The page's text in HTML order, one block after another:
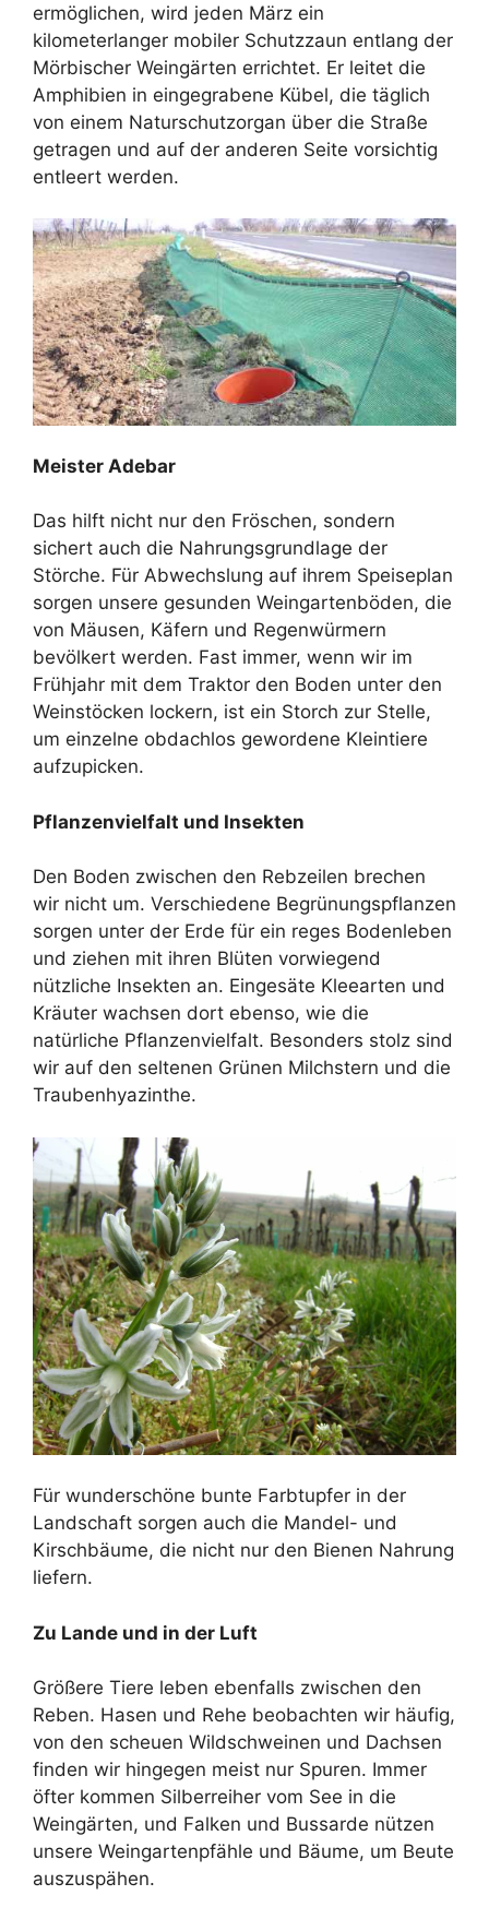
ermöglichen, wird jeden März ein
kilometerlanger mobiler Schutzzaun entlang der
Mörbischer Weingärten errichtet. Er leitet die
Amphibien in eingegrabene Kübel, die täglich
von einem Naturschutzorgan über die Straße
getragen und auf der anderen Seite vorsichtig
entleert werden.
Meister Adebar
Das hilft nicht nur den Fröschen, sondern
sichert auch die Nahrungsgrundlage der
Störche. Für Abwechslung auf ihrem Speiseplan
sorgen unsere gesunden Weingartenböden, die
von Mäusen, Käfern und Regenwürmern
bevölkert werden. Fast immer, wenn wir im
Frühjahr mit dem Traktor den Boden unter den
Weinstöcken lockern, ist ein Storch zur Stelle,
um einzelne obdachlos gewordene Kleintiere
aufzupicken.
Pflanzenvielfalt und Insekten
Den Boden zwischen den Rebzeilen brechen
wir nicht um. Verschiedene Begrünungspflanzen
sorgen unter der Erde für ein reges Bodenleben
und ziehen mit ihren Blüten vorwiegend
nützliche Insekten an. Eingesäte Kleearten und
Kräuter wachsen dort ebenso, wie die
natürliche Pflanzenvielfalt. Besonders stolz sind
wir auf den seltenen Grünen Milchstern und die
Traubenhyazinthe.
Für wunderschöne bunte Farbtupfer in der
Landschaft sorgen auch die Mandel- und
Kirschbäume, die nicht nur den Bienen Nahrung
liefern.
Zu Lande und in der Luft
Größere Tiere leben ebenfalls zwischen den
Reben. Hasen und Rehe beobachten wir häufig,
von den scheuen Wildschweinen und Dachsen
finden wir hingegen meist nur Spuren. Immer
öfter kommen Silberreiher vom See in die
Weingärten, und Falken und Bussarde nützen
unsere Weingartenpfähle und Bäume, um Beute
auszuspähen.